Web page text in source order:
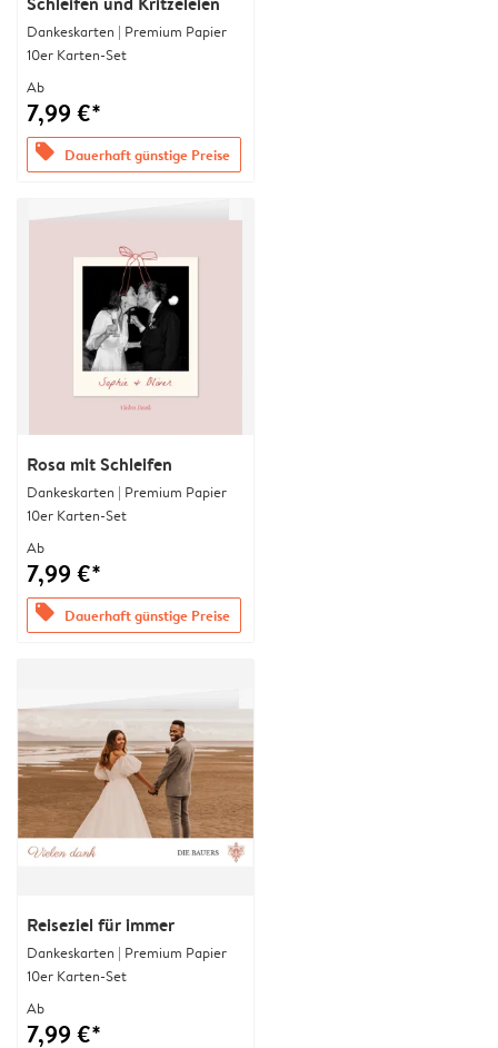
Dankeskarten | Premium Papier
10er Karten-Set
Ab
7,99 €*
offers Dauerhaft günstige Preise
Rosa mit Schleifen
Dankeskarten | Premium Papier
10er Karten-Set
Ab
7,99 €*
offers Dauerhaft günstige Preise
Reiseziel für immer
Dankeskarten | Premium Papier
10er Karten-Set
Ab
7,99 €*